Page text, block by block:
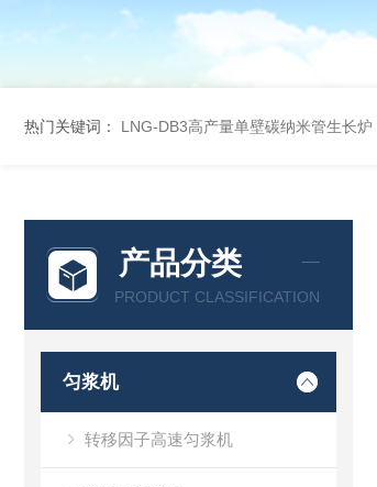
热门关键词： LNG-DB3高产量单壁碳纳米管生长炉
产品分类
PRODUCT CLASSIFICATION
匀浆机
转移因子高速匀浆机